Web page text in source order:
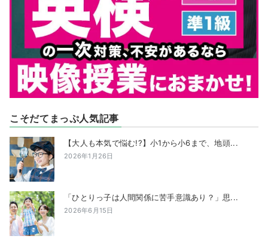
こそだてまっぷ人気記事
【大人も本気で悩む!?】小1から小6まで、地頭...
2026年1月26日
「ひとりっ子は人間関係に苦手意識あり？」思...
2026年6月15日